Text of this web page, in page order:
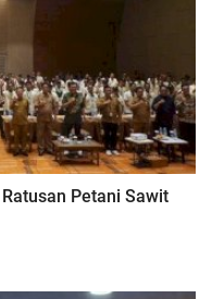
Petani Sawit